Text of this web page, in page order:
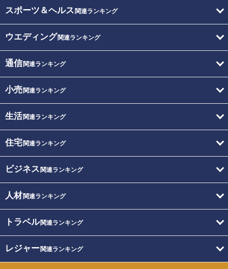
スポーツ＆ヘルス 関連ランキング
ウエディング関連ランキング
通信関連ランキング
小売関連ランキング
生活関連ランキング
住宅関連ランキング
ビジネス 関連ランキング
人材関連ランキング
トラベル関連ランキング
レジャー関連ランキング